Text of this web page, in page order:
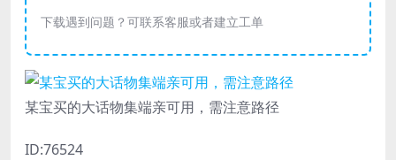
下载遇到问题？可联系客服或者建立工单
某宝买的大话物集端亲可用，需注意路径
ID:76524